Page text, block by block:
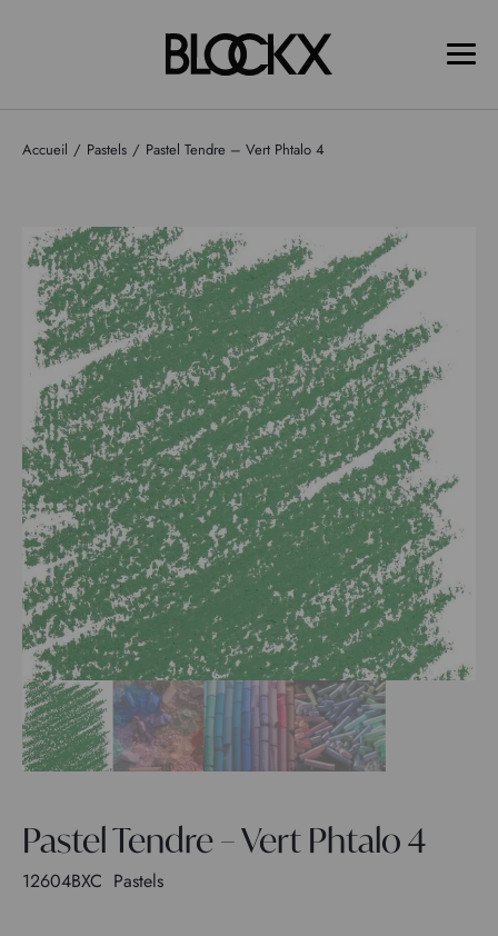
Accueil Pastels Pastel Tendre – Vert Phtalo 4
Pastel Tendre – Vert Phtalo 4
12604BXC Pastels